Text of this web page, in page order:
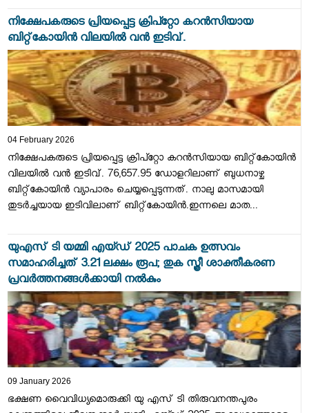
നിക്ഷേപകരുടെ പ്രിയപ്പെട്ട ക്രിപ്റ്റോ കറൻസിയായ
ബിറ്റ്കോയിൻ വിലയിൽ വൻ ഇടിവ്.
04 February 2026
നിക്ഷേപകരുടെ പ്രിയപ്പെട്ട ക്രിപ്റ്റോ കറൻസിയായ ബിറ്റ്കോയിൻ
വിലയിൽ വൻ ഇടിവ്. 76,657.95 ഡോളറിലാണ് ബുധനാഴ്ച
ബിറ്റ്കോയിൻ വ്യാപാരം ചെയ്യപ്പെടുന്നത്. നാലു മാസമായി
തുടർച്ചയായ ഇടിവിലാണ് ബിറ്റ്കോയിൻ.ഇന്നലെ മാത...
യുഎസ് ടി യമ്മി എയ്ഡ് 2025 പാചക ഉത്സവം
സമാഹരിച്ചത് 3.21 ലക്ഷം രൂപ; തുക സ്ത്രീ ശാക്തീകരണ
പ്രവർത്തനങ്ങൾക്കായി നൽകും
09 January 2026
ഭക്ഷണ വൈവിധ്യമൊരുക്കി യു എസ് ടി തിരുവനന്തപുരം